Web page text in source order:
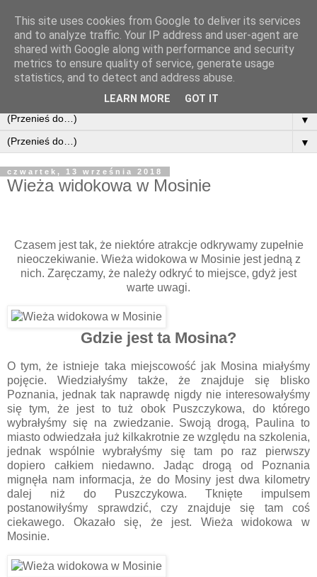
▼
▼
czwartek, 13 września 2018
Wieża widokowa w Mosinie
Czasem jest tak, że niektóre atrakcje odkrywamy zupełnie
nieoczekiwanie. Wieża widokowa w Mosinie jest jedną z
nich. Zaręczamy, że należy odkryć to miejsce, gdyż jest
warte uwagi.
Gdzie jest ta Mosina?
O tym, że istnieje taka miejscowość jak Mosina miałyśmy
pojęcie. Wiedziałyśmy także, że znajduje się blisko
Poznania, jednak tak naprawdę nigdy nie interesowałyśmy
się tym, że jest to tuż obok Puszczykowa, do którego
wybrałyśmy się na zwiedzanie. Swoją drogą, Paulina to
miasto odwiedzała już kilkakrotnie ze względu na szkolenia,
jednak wspólnie wybrałyśmy się tam po raz pierwszy
dopiero całkiem niedawno. Jadąc drogą od Poznania
mignęła nam informacja, że do Mosiny jest dwa kilometry
dalej niż do Puszczykowa. Tknięte impulsem
postanowiłyśmy sprawdzić, czy znajduje się tam coś
ciekawego. Okazało się, że jest. Wieża widokowa w
Mosinie.
This site uses cookies from Google to deliver its services
and to analyze traffic. Your IP address and user-agent are
shared with Google along with performance and security
metrics to ensure quality of service, generate usage
statistics, and to detect and address abuse.
LEARN MORE GOT IT